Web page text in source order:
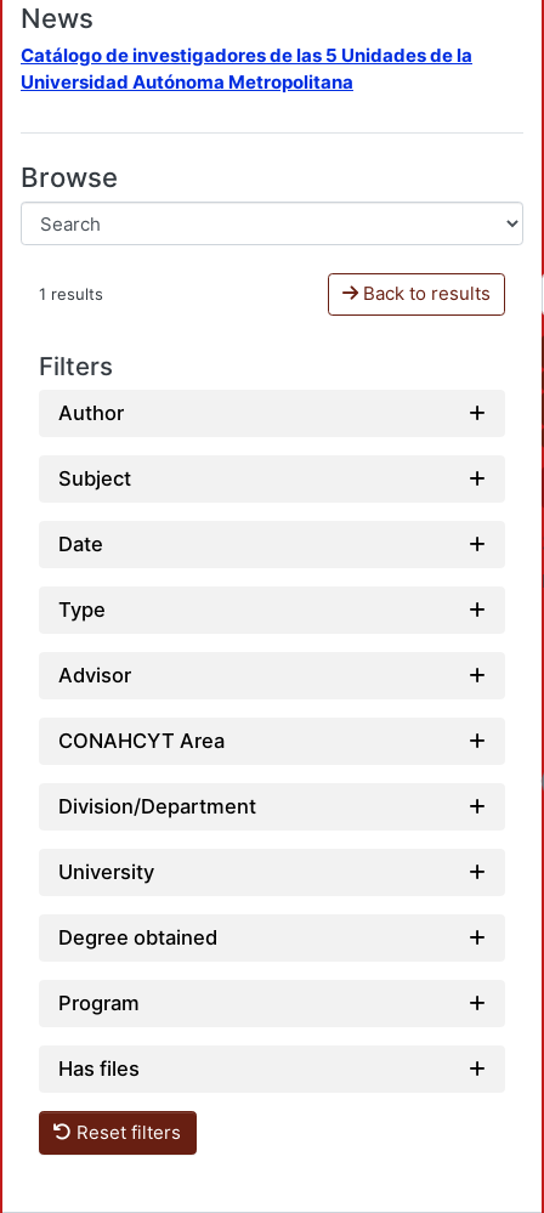
News
Catálogo de investigadores de las 5 Unidades de la
Universidad Autónoma Metropolitana
Browse
1 results Back to results
Filters
Author
Subject
Date
Type
Advisor
CONAHCYT Area
Division/Department
University
Degree obtained
Program
Has files
Reset filters